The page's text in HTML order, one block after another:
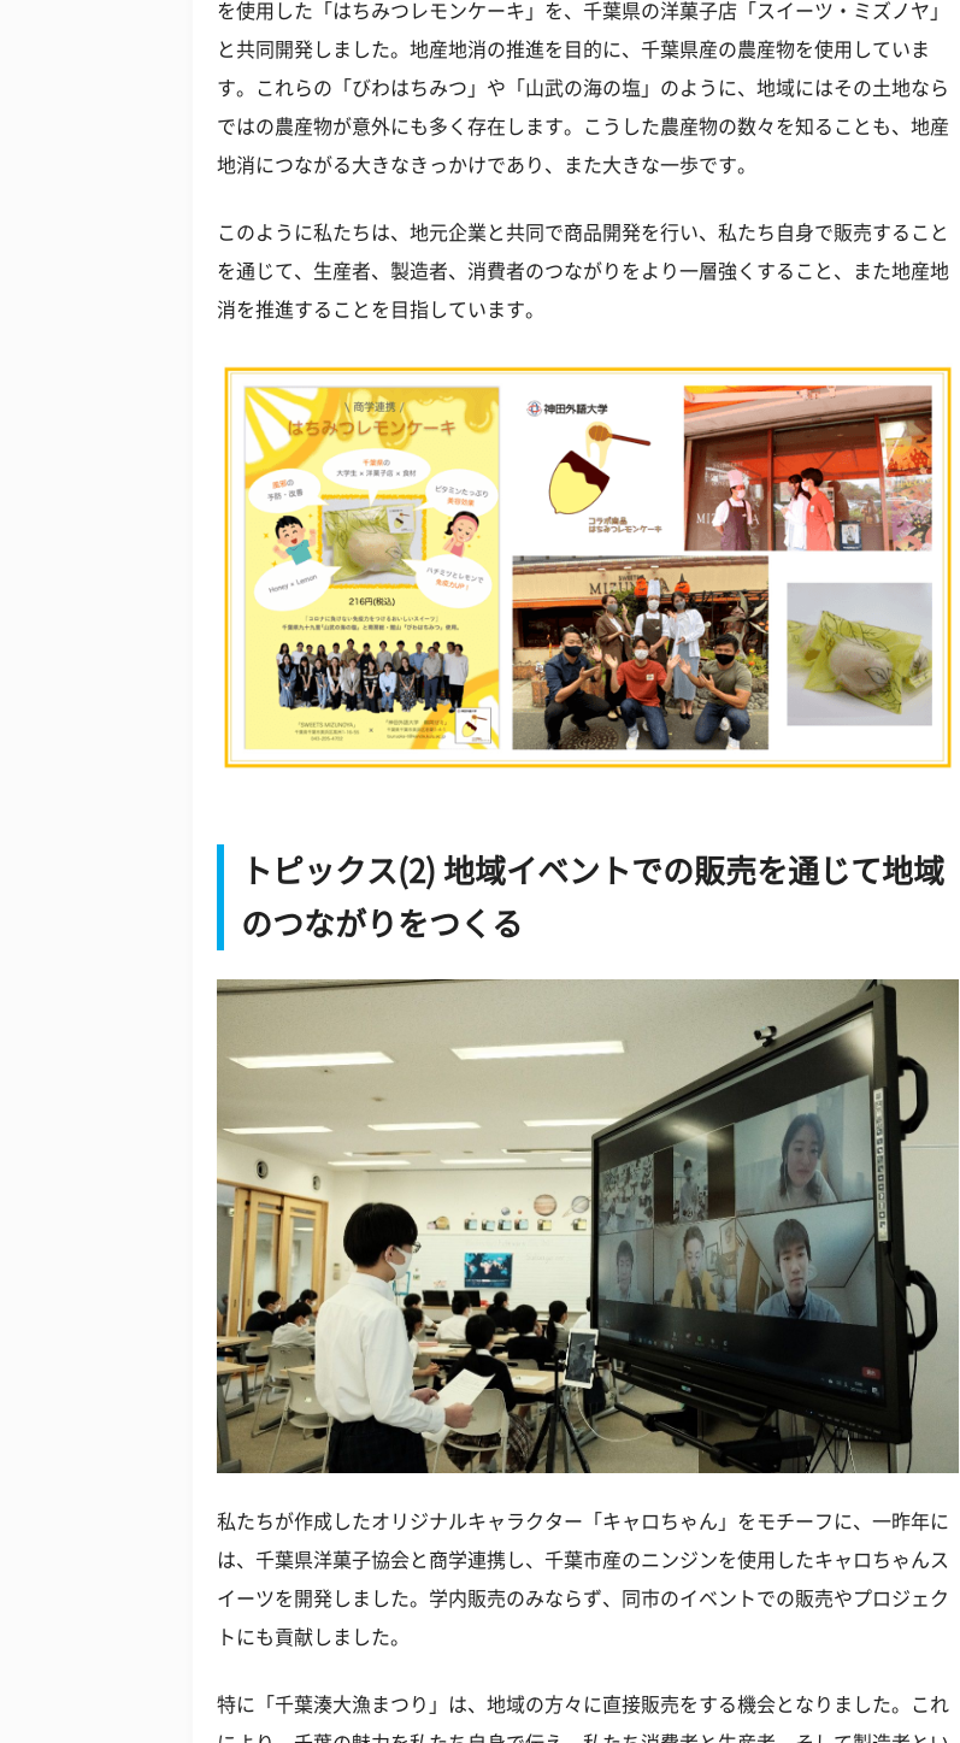
を使用した「はちみつレモンケーキ」を、千葉県の洋菓子店「スイーツ・ミズノヤ」
と共同開発しました。地産地消の推進を目的に、千葉県産の農産物を使用していま
す。これらの「びわはちみつ」や「山武の海の塩」のように、地域にはその土地なら
ではの農産物が意外にも多く存在します。こうした農産物の数々を知ることも、地産
地消につながる大きなきっかけであり、また大きな一歩です。
このように私たちは、地元企業と共同で商品開発を行い、私たち自身で販売すること
を通じて、生産者、製造者、消費者のつながりをより一層強くすること、また地産地
消を推進することを目指しています。
トピックス(2) 地域イベントでの販売を通じて地域
のつながりをつくる
私たちが作成したオリジナルキャラクター「キャロちゃん」をモチーフに、一昨年に
は、千葉県洋菓子協会と商学連携し、千葉市産のニンジンを使用したキャロちゃんス
イーツを開発しました。学内販売のみならず、同市のイベントでの販売やプロジェク
トにも貢献しました。
特に「千葉湊大漁まつり」は、地域の方々に直接販売をする機会となりました。これ